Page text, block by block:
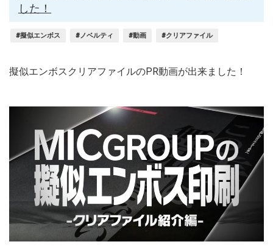
した！
#擬似エンボス #ノベルティ #動画 #クリアファイル
擬似エンボスクリアファイルのPR動画が出来ました！